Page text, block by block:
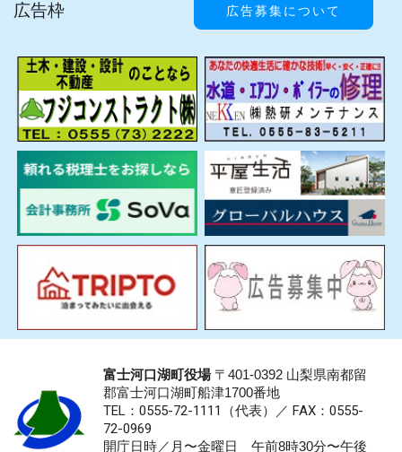
広告枠 広告募集について
富士河口湖町役場〒401-0392 山梨県南都留
郡富士河口湖町船津1700番地
TEL：0555-72-1111 （代表）／ FAX：0555-
72-0969
開庁日時／月〜金曜日 午前8時30分〜午後